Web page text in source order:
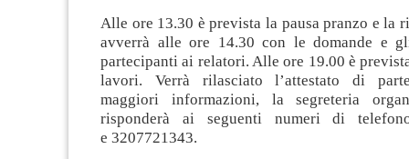
Alle ore 13.30 è prevista la pausa pranzo e la
avverrà alle ore 14.30 con le domande e
partecipanti ai relatori. Alle ore 19.00 è
lavori. Verrà rilasciato l’attestato di
maggiori informazioni, la segreteria
risponderà ai seguenti numeri di
e 3207721343.